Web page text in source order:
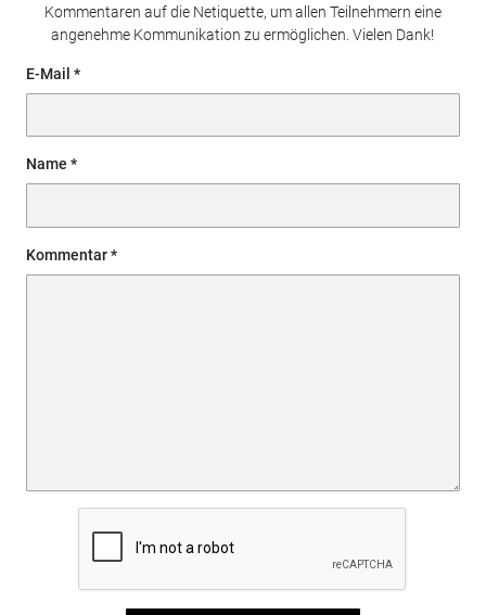
Kommentaren auf die Netiquette, um allen Teilnehmern eine
angenehme Kommunikation zu ermöglichen. Vielen Dank!
E-Mail
Name
Kommentar